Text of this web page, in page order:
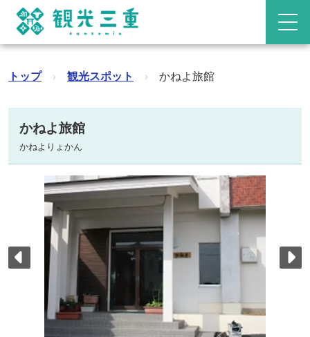
トップ › 観光スポット › かねよ旅館
かねよ旅館
かねよりょかん